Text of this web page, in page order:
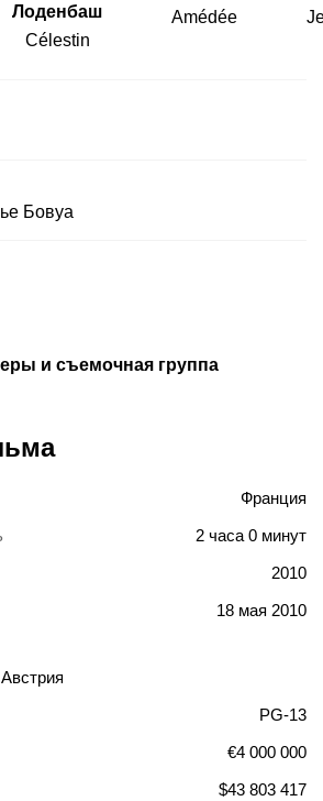
Лоденбаш
Célestin
Amédée
Бовуа
и съемочная группа
Франция
2 часа 0 минут
2010
18 мая 2010
Австрия
PG-13
€4 000 000
$43 803 417